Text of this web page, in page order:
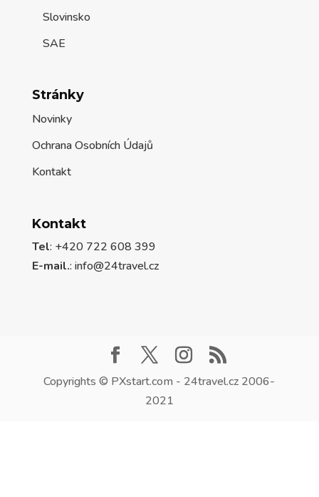
Slovinsko
SAE
Stránky
Novinky
Ochrana Osobních Údajů
Kontakt
Kontakt
Tel: +420 722 608 399
E-mail.: info@24travel.cz
Copyrights © PXstart.com - 24travel.cz 2006-
2021